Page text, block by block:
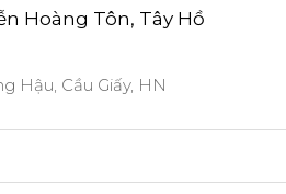
Hoàng Tôn, Tây Hồ
Hậu, Cầu Giấy, HN